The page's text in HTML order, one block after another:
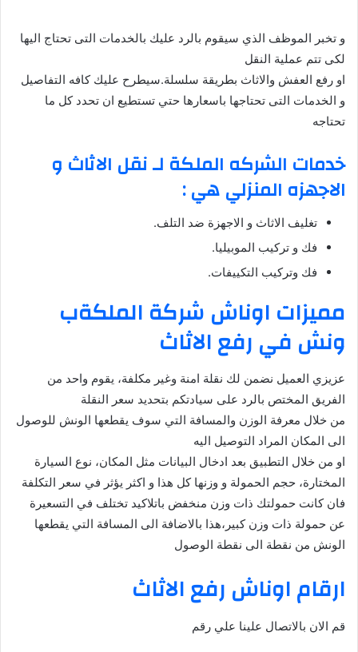
و تخبر الموظف الذي سيقوم بالرد عليك بالخدمات التى تحتاج اليها
لكى تتم عملية النقل
او رفع العفش والاثاث بطريقة سلسلة.سيطرح عليك كافه التفاصيل
و الخدمات التى تحتاجها باسعارها حتي تستطيع ان تحدد كل ما
تحتاجه
خدمات الشركه الملكة لـ نقل الاثاث و
الاجهزه المنزلي هي :
تغليف الاثاث و الاجهزة ضد التلف.
فك و تركيب الموبيليا.
فك وتركيب التكييفات.
مميزات اوناش شركة الملكةب
ونش في رفع الاثاث
عزيزي العميل نضمن لك نقلة امنة وغير مكلفة، يقوم واحد من
الفريق المختص بالرد على سيادتكم بتحديد سعر النقلة
من خلال معرفة الوزن والمسافة التي سوف يقطعها الونش للوصول
الى المكان المراد التوصيل اليه
او من خلال التطبيق بعد ادخال البيانات مثل المكان، نوع السيارة
المختارة، حجم الحمولة و وزنها كل هذا و اكثر يؤثر في سعر التكلفة
فان كانت حمولتك ذات وزن منخفض باتلاكيد تختلف في التسعيرة
عن حمولة ذات وزن كبير،هذا بالاضافة الى المسافة التي يقطعها
الونش من نقطة الى نقطة الوصول
ارقام اوناش رفع الاثاث
قم الان بالاتصال علينا علي رقم